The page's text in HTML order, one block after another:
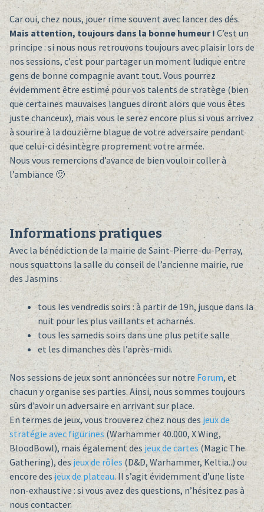
Car oui, chez nous, jouer rime souvent avec lancer des dés.
Mais attention, toujours dans la bonne humeur ! C’est un
principe : si nous nous retrouvons toujours avec plaisir lors de
nos sessions, c’est pour partager un moment ludique entre
gens de bonne compagnie avant tout. Vous pourrez
évidemment être estimé pour vos talents de stratège (bien
que certaines mauvaises langues diront alors que vous êtes
juste chanceux), mais vous le serez encore plus si vous arrivez
à sourire à la douzième blague de votre adversaire pendant
que celui-ci désintègre proprement votre armée.
Nous vous remercions d’avance de bien vouloir coller à
l’ambiance 🙂
Informations pratiques
Avec la bénédiction de la mairie de Saint-Pierre-du-Perray,
nous squattons la salle du conseil de l’ancienne mairie, rue
des Jasmins :
tous les vendredis soirs : à partir de 19h, jusque dans la
nuit pour les plus vaillants et acharnés.
tous les samedis soirs dans une plus petite salle
et les dimanches dès l’après-midi.
Nos sessions de jeux sont annoncées sur notre Forum, et
chacun y organise ses parties. Ainsi, nous sommes toujours
sûrs d’avoir un adversaire en arrivant sur place.
En termes de jeux, vous trouverez chez nous desjeux de
stratégie avec figurines (Warhammer 40.000, X Wing,
BloodBowl), mais également des jeux de cartes (Magic The
Gathering), des jeux de rôles (D&D, Warhammer, Keltia..) ou
encore desjeux de plateau. Il s’agit évidemment d’une liste
non-exhaustive : si vous avez des questions, n’hésitez pas à
nous contacter.